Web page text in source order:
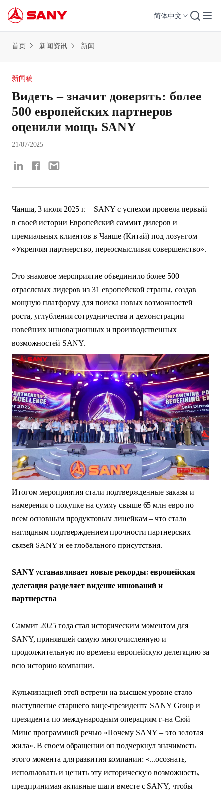
简体中文
首页 新闻资讯 新闻
新闻稿
Видеть – значит доверять: более
500 европейских партнеров
оценили мощь SANY
21/07/2025
Чанша, 3 июля 2025 г. – SANY с успехом провела первый
в своей истории Европейский саммит дилеров и
премиальных клиентов в Чанше (Китай) под лозунгом
«Укрепляя партнерство, переосмысливая совершенство».
Это знаковое мероприятие объединило более 500
отраслевых лидеров из 31 европейской страны, создав
мощную платформу для поиска новых возможностей
роста, углубления сотрудничества и демонстрации
новейших инновационных и производственных
возможностей SANY.
Итогом мероприятия стали подтвержденные заказы и
намерения о покупке на сумму свыше 65 млн евро по
всем основным продуктовым линейкам – что стало
наглядным подтверждением прочности партнерских
связей SANY и ее глобального присутствия.
SANY устанавливает новые рекорды: европейская
делегация разделяет видение инноваций и
партнерства
Саммит 2025 года стал историческим моментом для
SANY, принявшей самую многочисленную и
продолжительную по времени европейскую делегацию за
всю историю компании.
Кульминацией этой встречи на высшем уровне стало
выступление старшего вице-президента SANY Group и
президента по международным операциям г-на Сюй
Минс программной речью «Почему SANY – это золотая
жила». В своем обращении он подчеркнул значимость
этого момента для развития компании: «...осознать,
использовать и ценить эту историческую возможность,
предпринимая активные шаги вместе с SANY, чтобы